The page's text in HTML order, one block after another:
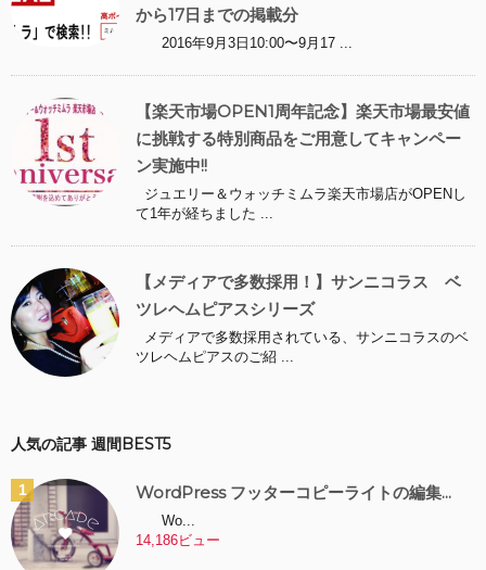
から17日までの掲載分
2016年9月3日10:00〜9月17 ...
【楽天市場OPEN1周年記念】楽天市場最安値
に挑戦する特別商品をご用意してキャンペー
ン実施中!!
ジュエリー＆ウォッチミムラ楽天市場店がOPENし
て1年が経ちました ...
【メディアで多数採用！】サンニコラス ベ
ツレヘムピアスシリーズ
メディアで多数採用されている、サンニコラスのベ
ツレヘムピアスのご紹 ...
人気の記事 週間BEST5
WordPress フッターコピーライトの編集...
Wo...
14,186ビュー